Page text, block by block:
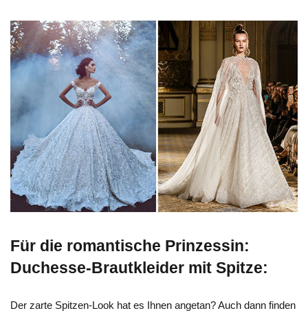
Für die romantische Prinzessin:
Duchesse-Brautkleider mit Spitze:
Der zarte Spitzen-Look hat es Ihnen angetan? Auch dann finden